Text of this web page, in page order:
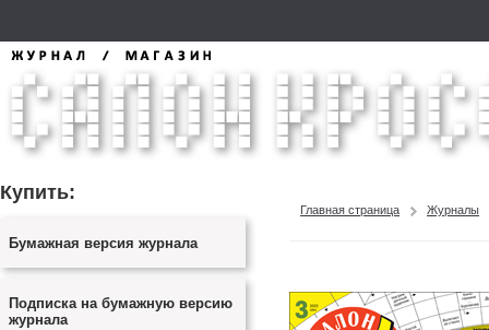
Купить:
Бумажная версия журнала
Подписка на бумажную версию
журнала
Главная страница Журналы